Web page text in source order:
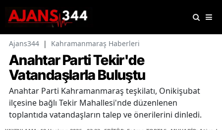
Ajans344 | Kahramanmaraş Haberleri
Anahtar Parti Tekir'de
Vatandaşlarla Buluştu
Anahtar Parti Kahramanmaraş teşkilatı, Onikişubat
ilçesine bağlı Tekir Mahallesi'nde düzenlenen
toplantıda vatandaşların talep ve önerilerini dinledi.